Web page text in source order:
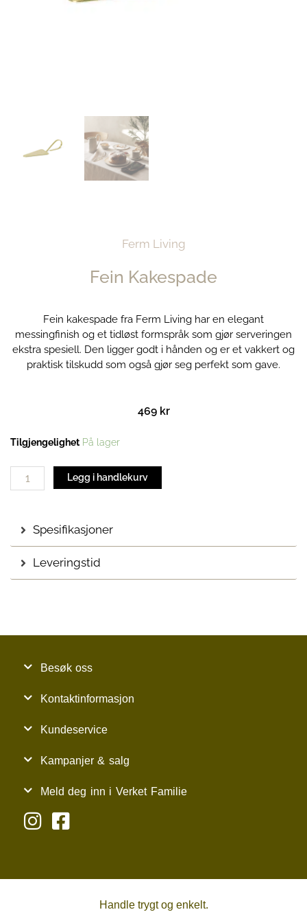
Ferm Living
Fein Kakespade
Fein kakespade fra Ferm Living har en elegant
messingfinish og et tidløst formspråk som gjør serveringen
ekstra spesiell. Den ligger godt i hånden og er et vakkert og
praktisk tilskudd som også gjør seg perfekt som gave.
469 kr
Tilgjengelighet På lager
Fein
Legg i handlekurv
Spesifikasjoner
Leveringstid
Besøk oss
Kontaktinformasjon
Kundeservice
Kampanjer & salg
Meld deg inn i Verket Familie
Handle trygt og enkelt.